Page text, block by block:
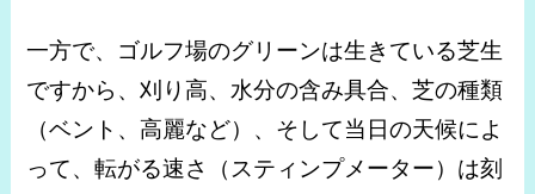
一方で、ゴルフ場のグリーンは生きている芝生
ですから、刈り高、水分の含み具合、芝の種類
（ベント、高麗など）、そして当日の天候によ
って、転がる速さ（スティンプメーター）は刻